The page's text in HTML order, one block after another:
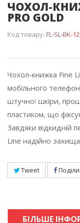
ЧОХОЛ-
PRO GOLD
Код товару: FL-SL-BK-
Чохол-книжка Fine
мобільного
штучної шкіри,
пластиком, що
Завдяки відкидній
Line надійно
Tweet
БІЛЬШЕ